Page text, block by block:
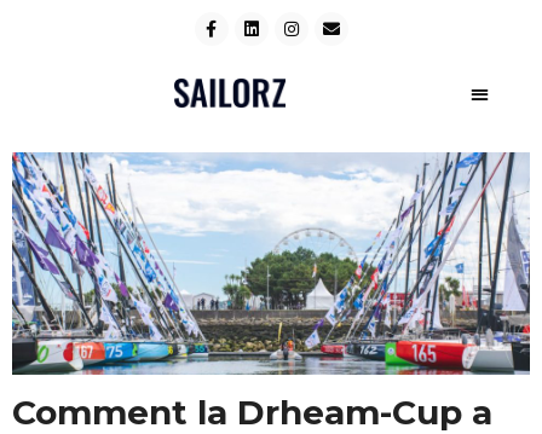
Comment la Drheam-Cup a